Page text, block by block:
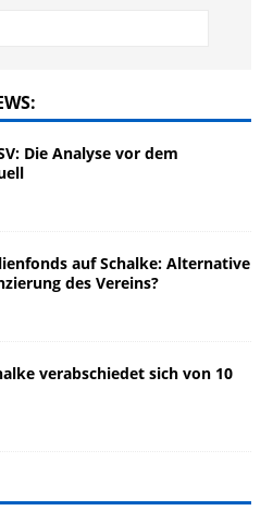
Die Analyse vor dem
auf Schalke: Alternative
des Vereins?
verabschiedet sich von 10